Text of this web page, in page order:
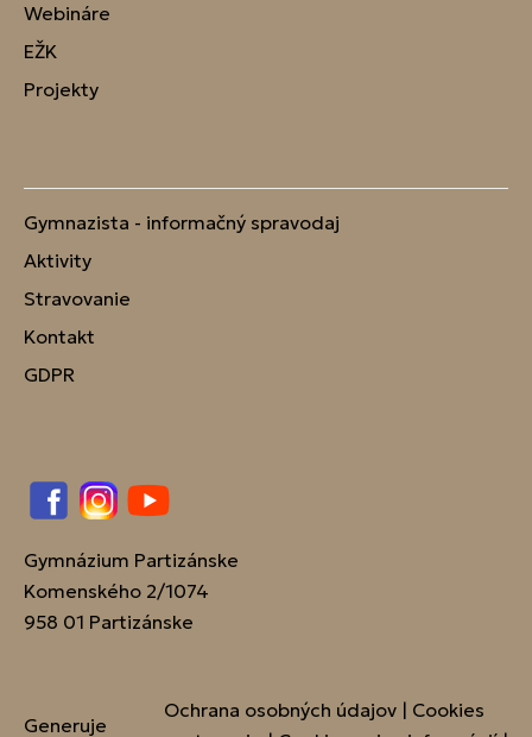
Webináre
EŽK
Projekty
Gymnazista - informačný spravodaj
Aktivity
Stravovanie
Kontakt
GDPR
FacebookInstagram
YouTube
Gymnázium Partizánske
Komenského 2/1074
958 01 Partizánske
Generuje
Ochrana osobných údajov | Cookies